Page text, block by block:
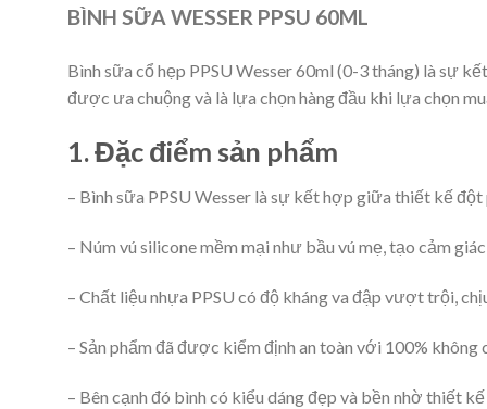
BÌNH SỮA WESSER PPSU 60ML
Bình sữa cổ hẹp PPSU Wesser 60ml (0-3 tháng) là sự
được ưa chuộng và là lựa chọn hàng đầu khi lựa chọn
1. Đặc điểm sản phẩm
– Bình sữa PPSU Wesser là sự kết hợp giữa thiết kế
– Núm vú silicone mềm mại như bầu vú mẹ, tạo cảm
– Chất liệu nhựa PPSU có độ kháng va đập vượt trội,
– Sản phẩm đã được kiểm định an toàn với 100% không
– Bên cạnh đó bình có kiểu dáng đẹp và bền nhờ thiết